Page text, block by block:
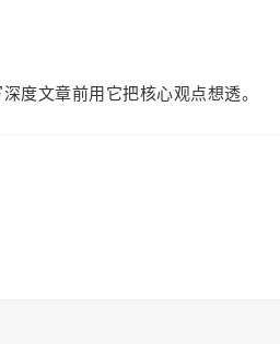
度文章前用它把核心观点想透。